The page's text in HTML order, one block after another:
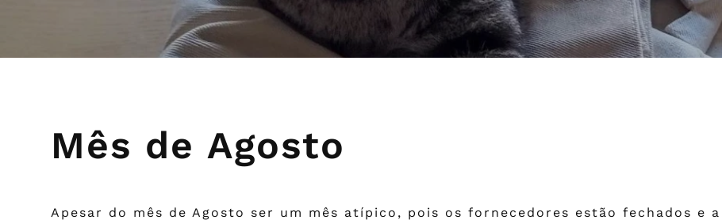
Mês de Agosto
Apesar do mês de Agosto ser um mês atípico, pois os fornecedores estão fechados e